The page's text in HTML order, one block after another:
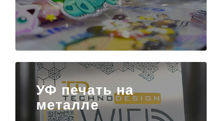
УФ печать на
металле